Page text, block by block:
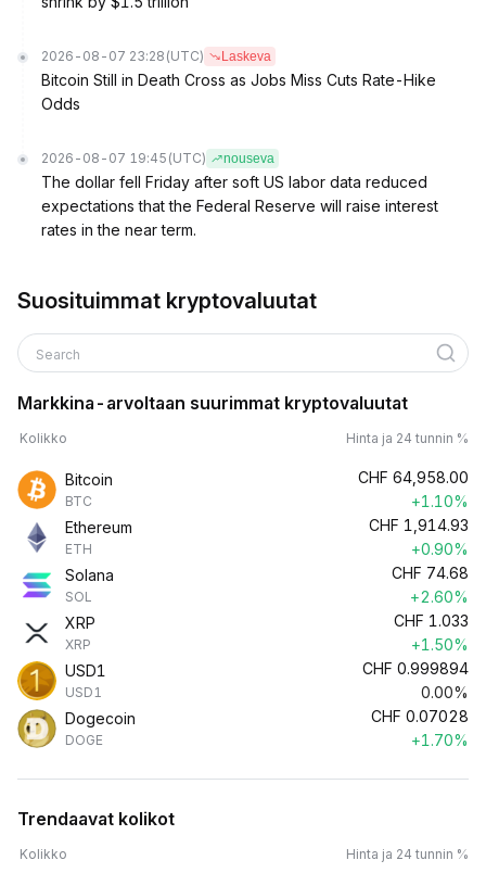
2026-08-07 23:28 (UTC) Laskeva
Bitcoin Still in Death Cross as Jobs Miss Cuts Rate-Hike
Odds
2026-08-07 19:45 (UTC) nouseva
The dollar fell Friday after soft US labor data reduced
expectations that the Federal Reserve will raise interest
rates in the near term.
Suosituimmat kryptovaluutat
Search
Markkina-arvoltaan suurimmat kryptovaluutat
Kolikko Hinta ja 24 tunnin %
Bitcoin
BTC
CHF 64,958.00
+1.10%
Ethereum
ETH
CHF 1,914.93
+0.90%
Solana
SOL
CHF 74.68
+2.60%
XRP
XRP
CHF 1.033
+1.50%
USD1
USD1
CHF 0.999894
0.00%
Dogecoin
DOGE
CHF 0.07028
+1.70%
Trendaavat kolikot
Kolikko Hinta ja 24 tunnin %